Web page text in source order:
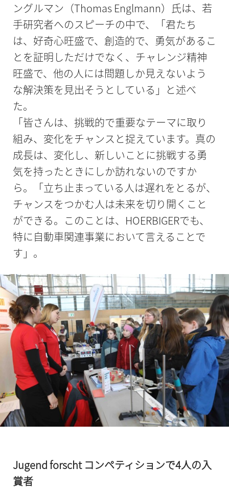
ングルマン（Thomas Englmann）氏は、若
手研究者へのスピーチの中で、「君たち
は、好奇心旺盛で、創造的で、勇気があるこ
とを証明しただけでなく、チャレンジ精神
旺盛で、他の人には問題しか見えないよう
な解決策を見出そうとしている」と述べ
た。
「皆さんは、挑戦的で重要なテーマに取り
組み、変化をチャンスと捉えています。真の
成長は、変化し、新しいことに挑戦する勇
気を持ったときにしか訪れないのですか
ら。「立ち止まっている人は遅れをとるが、
チャンスをつかむ人は未来を切り開くこと
ができる。このことは、HOERBIGERでも、
特に自動車関連事業において言えることで
す」。
Jugend forscht コンペティションで4人の入
賞者